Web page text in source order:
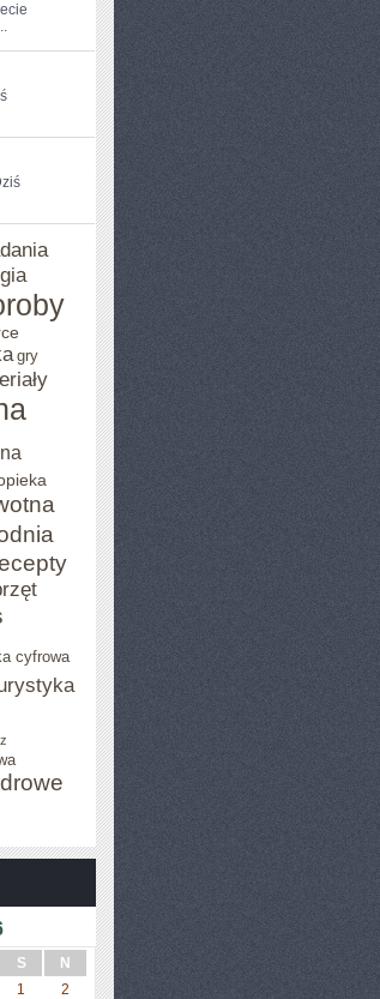
gry
cyfrowa
S
N
1
2